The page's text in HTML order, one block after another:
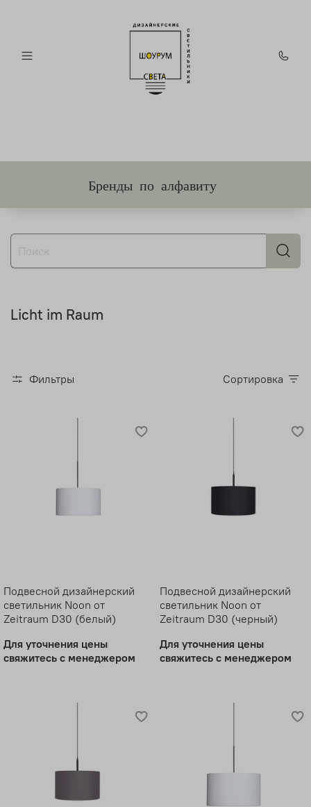
Бренды по алфавиту
Licht im Raum
Фильтры Сортировка
Подвесной дизайнерский
светильник Noon от
Zeitraum D30 (белый)
Для уточнения цены
свяжитесь с менеджером
Подвесной дизайнерский
светильник Noon от
Zeitraum D30 (черный)
Для уточнения цены
свяжитесь с менеджером